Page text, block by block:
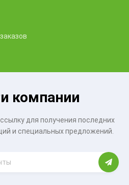
компании
для получения последних
и специальных предложений.